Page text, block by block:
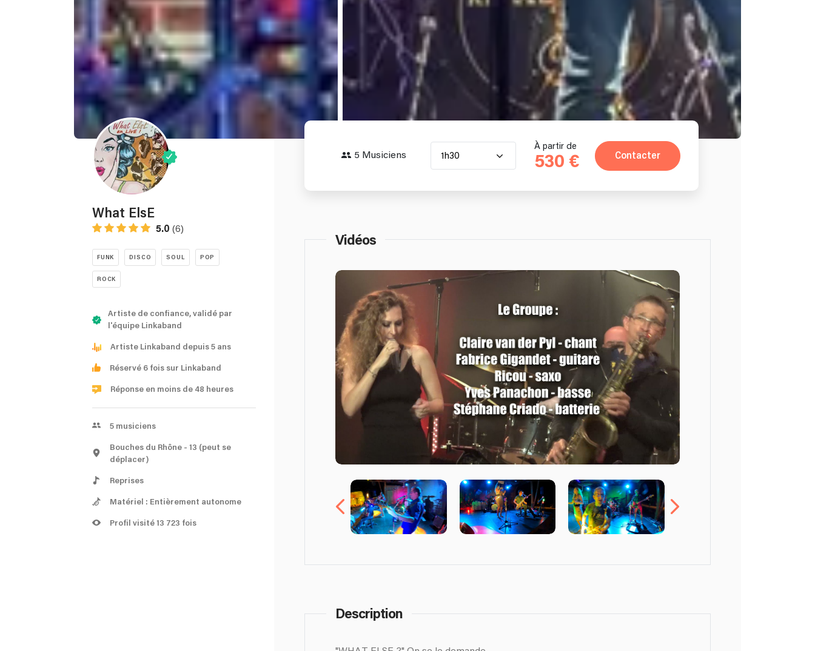
What ElsE
5.0 (6)
FUNK DISCO SOUL POP
ROCK
Artiste de confiance, validé par
l'équipe Linkaband
Artiste Linkaband depuis 5 ans
Réservé 6 fois sur Linkaband
Réponse en moins de 48 heures
5 musiciens
Bouches du Rhône - 13 (peut se
déplacer)
Reprises
Matériel : Entièrement autonome
Profil visité 13 723 fois
5 Musiciens 1h30
À partir de
530 € Contacter
Vidéos
Description